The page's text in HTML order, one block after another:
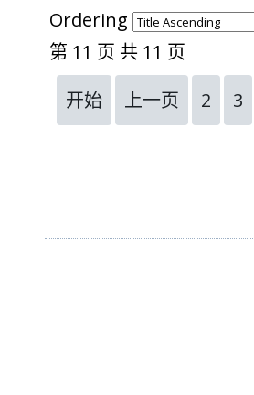
Ordering
第 11 页 共 11 页
开始
上一页 2 3